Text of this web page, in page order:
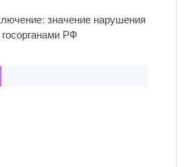
значение нарушения
РФ